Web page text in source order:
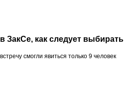
ЗакСе, как следует выбирать
смогли явиться только 9 человек